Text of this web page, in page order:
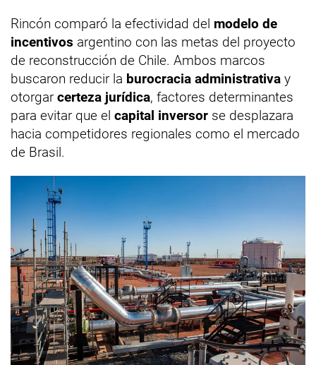
Rincón comparó la efectividad del modelo de
incentivos argentino con las metas del proyecto
de reconstrucción de Chile. Ambos marcos
buscaron reducir la burocracia administrativa y
otorgar certeza jurídica, factores determinantes
para evitar que el capital inversor se desplazara
hacia competidores regionales como el mercado
de Brasil.